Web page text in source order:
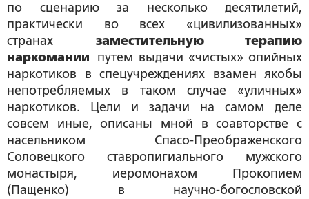
по сценарию за несколько десятилетий,
практически во всех «цивилизованных»
странах заместительную терапию
наркомании путем выдачи «чистых» опийных
наркотиков в спецучреждениях взамен якобы
непотребляемых в таком случае «уличных»
наркотиков. Цели и задачи на самом деле
совсем иные, описаны мной в соавторстве с
насельником Спасо-Преображенского
Соловецкого ставропигиального мужского
монастыря, иеромонахом Прокопием
(Пащенко) в научно-богословской